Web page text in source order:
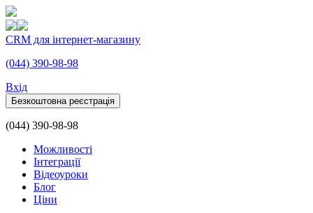
CRM для інтернет-магазину
(044) 390-98-98
Вхiд
Безкоштовна реєстрація
(044) 390-98-98
Можливості
Інтеграції
Відеоуроки
Блог
Ціни